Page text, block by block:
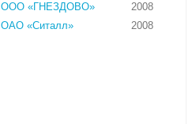
ООО «ГНЕЗДОВО»
2008
ОАО «Ситалл» 2008